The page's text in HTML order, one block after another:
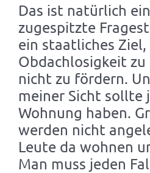
Das ist natürlich
zugespitzte
ein staatliches Ziel,
Obdachlosigkeit
nicht zu fördern.
meiner Sicht sollte
Wohnung haben.
werden nicht
Leute da wohnen
Man muss jeden